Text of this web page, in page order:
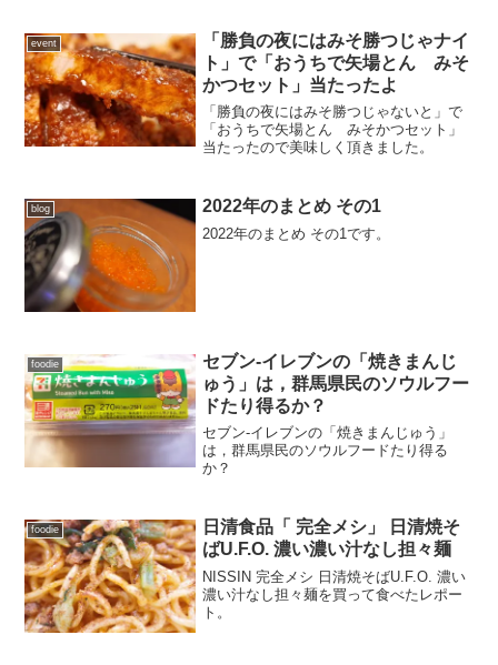
event
「勝負の夜にはみそ勝つじゃナイ
ト」で「おうちで矢場とん みそ
かつセット」当たったよ
「勝負の夜にはみそ勝つじゃないと」で
「おうちで矢場とん みそかつセット」
当たったので美味しく頂きました。
blog 2022年のまとめ その1
2022年のまとめ その1です。
foodie
セブン-イレブンの「焼きまんじ
ゅう」は，群馬県民のソウルフー
ドたり得るか？
セブン-イレブンの「焼きまんじゅう」
は，群馬県民のソウルフードたり得る
か？
foodie
日清食品「 完全メシ」 日清焼そ
ばU.F.O. 濃い濃い汁なし担々麺
NISSIN 完全メシ 日清焼そばU.F.O. 濃い
濃い汁なし担々麺を買って食べたレポー
ト。